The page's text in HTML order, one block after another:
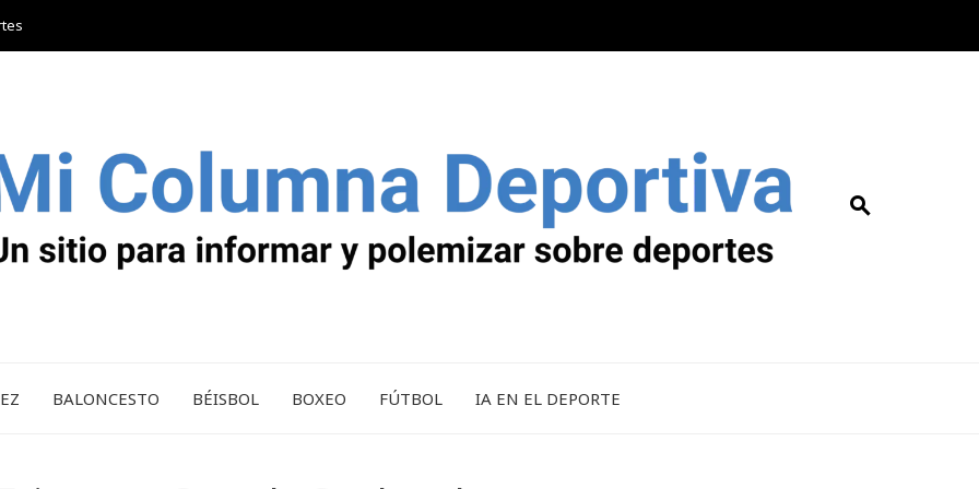
BALONCESTO BÉISBOL BOXEO FÚTBOL IA EN EL DEPORTE